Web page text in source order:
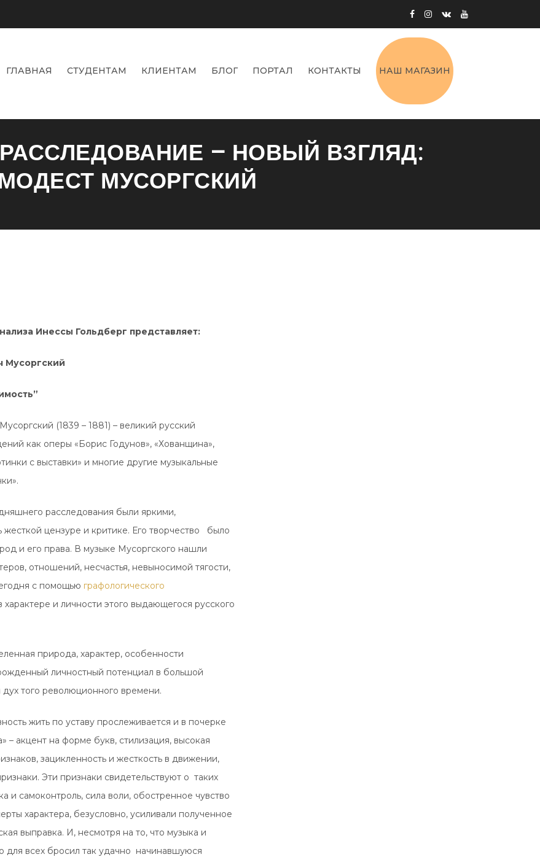
ГЛАВНАЯ СТУДЕНТАМ КЛИЕНТАМ БЛОГ ПОРТАЛ КОНТАКТЫ НАШ МАГАЗИН
– НОВЫЙ ВЗГЛЯД:
МУСОРГСКИЙ
Инессы Гольдберг представляет:
Мусоргский
(1839 – 1881) – великий русский
как оперы «Борис Годунов», «Хованщина»,
с выставки» и многие другие музыкальные
расследования были яркими,
цензуре и критике. Его творчество было
и его права. В музыке Мусоргского нашли
отношений, несчастья, невыносимой тягости,
с помощью графологического
и личности этого выдающегося русского
природа, характер, особенности
личностный потенциал в большой
того революционного времени.
жить по уставу прослеживается и в почерке
акцент на форме букв, стилизация, высокая
зацикленность и жесткость в движении,
Эти признаки свидетельствуют о таких
и самоконтроль, сила воли, обостренное чувство
характера, безусловно, усиливали полученное
выправка. И, несмотря на то, что музыка и
для всех бросил так удачно начинавшуюся